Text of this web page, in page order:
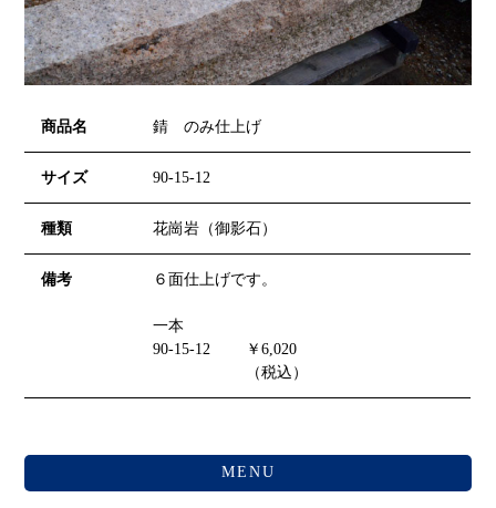
商品名 錆 のみ仕上げ
サイズ 90-15-12
種類 花崗岩（御影石）
備考 ６面仕上げです。
一本
90-15-12 ￥6,020
（税込）
MENU